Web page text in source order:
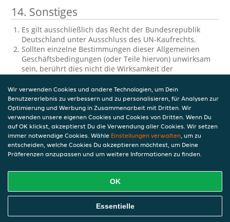
14. Sonstiges
Es gilt ausschließlich das Recht der Bundesrepublik
Deutschland unter Ausschluss des UN-Kaufrechts.
Sollten einzelne Bestimmungen dieser Allgemeinen
Geschäftsbedingungen (oder Teile hiervon) unwirksam
sein, berührt dies nicht die Wirksamkeit der
über die Serviceleistungen oder den Vertrag zwischen
dem Geschäft und dem Kunden.
Diese Allgemeinen Geschäftsbedingungen für Kunde
sind in mehreren Sprachen verfasst und alle Versionen
haben dieselbe Gültigkeit. Wenn zwischen den
Versionen ein Konflikt oder eine Inkonsistenz besteht, ist
die englische Version maßgebend.
Wir verwenden Cookies und andere Technologien, um Dein
Benutzererlebnis zu verbessern und zu personalisieren, für Analysen zur
Optimierung und Werbung in Zusammenarbeit mit Dritten. Wir
verwenden unsere eigenen Cookies und Cookies von Dritten. Wenn Du
auf OK klickst, akzeptierst Du die Verwendung aller Cookies. Wir setzen
immer notwendige Cookies. Wähle Einstellungen verwalten, um zu
entscheiden, welche Cookies Du akzeptieren möchtest, um Deine
Präferenzen anzupassen und um weitere Informationen zu finden.
OK
Essentielle